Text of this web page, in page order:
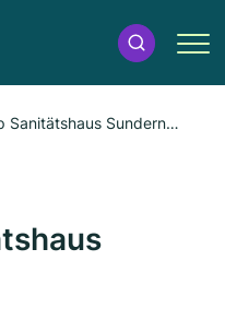
Sanitätshaus Sundern